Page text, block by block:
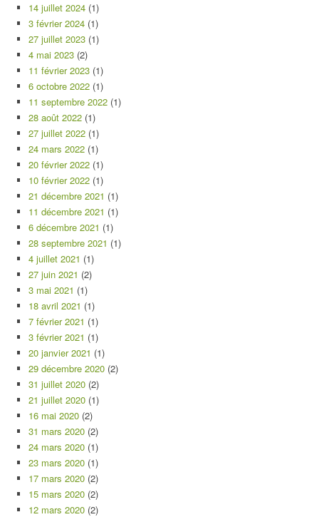
14 juillet 2024 (1)
3 février 2024 (1)
27 juillet 2023 (1)
4 mai 2023 (2)
11 février 2023 (1)
6 octobre 2022 (1)
11 septembre 2022 (1)
28 août 2022 (1)
27 juillet 2022 (1)
24 mars 2022 (1)
20 février 2022 (1)
10 février 2022 (1)
21 décembre 2021 (1)
11 décembre 2021 (1)
6 décembre 2021 (1)
28 septembre 2021 (1)
4 juillet 2021 (1)
27 juin 2021 (2)
3 mai 2021 (1)
18 avril 2021 (1)
7 février 2021 (1)
3 février 2021 (1)
20 janvier 2021 (1)
29 décembre 2020 (2)
31 juillet 2020 (2)
21 juillet 2020 (1)
16 mai 2020 (2)
31 mars 2020 (2)
24 mars 2020 (1)
23 mars 2020 (1)
17 mars 2020 (2)
15 mars 2020 (2)
12 mars 2020 (2)